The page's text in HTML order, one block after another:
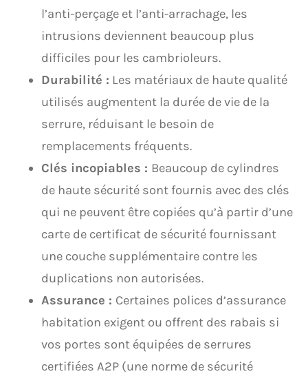
l’anti-perçage et l’anti-arrachage, les
intrusions deviennent beaucoup plus
difficiles pour les cambrioleurs.
Durabilité : Les matériaux de haute qualité
utilisés augmentent la durée de vie de la
serrure, réduisant le besoin de
remplacements fréquents.
Clés incopiables : Beaucoup de cylindres
de haute sécurité sont fournis avec des clés
qui ne peuvent être copiées qu’à partir d’une
carte de certificat de sécurité fournissant
une couche supplémentaire contre les
duplications non autorisées.
Assurance : Certaines polices d’assurance
habitation exigent ou offrent des rabais si
vos portes sont équipées de serrures
certifiées A2P (une norme de sécurité